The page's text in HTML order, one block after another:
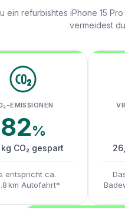
ein refurbishtes iPhone 15
vermeidest
EMISSIONEN
82%
kg CO₂ gespart
entspricht ca.
km Autofahrt*